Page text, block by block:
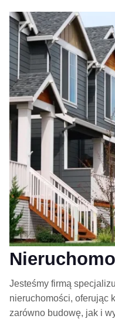
Jesteśmy firmą
nieruchomości, oferując
zarówno budowę, jak i